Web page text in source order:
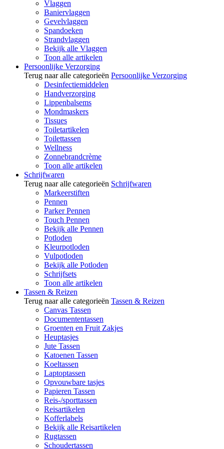
Vlaggen
Baniervlaggen
Gevelvlaggen
Spandoeken
Strandvlaggen
Bekijk alle Vlaggen
Toon alle artikelen
Persoonlijke Verzorging
Terug naar alle categorieën Persoonlijke Verzorging
Desinfectiemiddelen
Handverzorging
Lippenbalsems
Mondmaskers
Tissues
Toiletartikelen
Toilettassen
Wellness
Zonnebrandcrème
Toon alle artikelen
Schrijfwaren
Terug naar alle categorieën Schrijfwaren
Markeerstiften
Pennen
Parker Pennen
Touch Pennen
Bekijk alle Pennen
Potloden
Kleurpotloden
Vulpotloden
Bekijk alle Potloden
Schrijfsets
Toon alle artikelen
Tassen & Reizen
Terug naar alle categorieën Tassen & Reizen
Canvas Tassen
Documententassen
Groenten en Fruit Zakjes
Heuptasjes
Jute Tassen
Katoenen Tassen
Koeltassen
Laptoptassen
Opvouwbare tasjes
Papieren Tassen
Reis-/sporttassen
Reisartikelen
Kofferlabels
Bekijk alle Reisartikelen
Rugtassen
Schoudertassen